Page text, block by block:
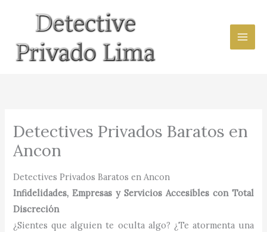
contenido
Detectives Privados Baratos en
Ancon
Detectives Privados Baratos en Ancon
Infidelidades, Empresas y Servicios Accesibles con Total
Discreción
¿Sientes que alguien te oculta algo? ¿Te atormenta una